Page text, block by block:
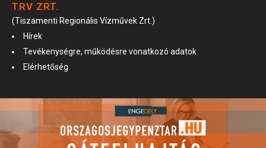
TRV ZRT.
(Tiszamenti Regionális Vízművek Zrt.)
Hírek
Tevékenységre, működésre vonatkozó adatok
Elérhetőség